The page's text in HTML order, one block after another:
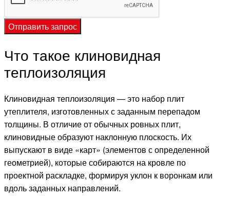
Отправить запрос
Что такое клиновидная
теплоизоляция
Клиновидная теплоизоляция — это набор плит
утеплителя, изготовленных с заданным перепадом
толщины. В отличие от обычных ровных плит,
клиновидные образуют наклонную плоскость. Их
выпускают в виде «карт» (элементов с определенной
геометрией), которые собираются на кровле по
проектной раскладке, формируя уклон к воронкам или
вдоль заданных направлений.